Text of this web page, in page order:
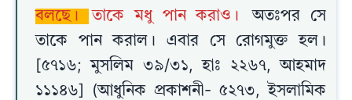
বলছে।
তাকে মধু পান করাও।
অতঃপর সে
তাকে পান করাল। এবার সে রোগমুক্ত হল।
[৫৭১৬; মুসলিম ৩৯/৩১, হাঃ ২২৬৭, আহমাদ
১১১৪৬] (আধুনিক প্রকাশনী- ৫২৭৩, ইসলামিক